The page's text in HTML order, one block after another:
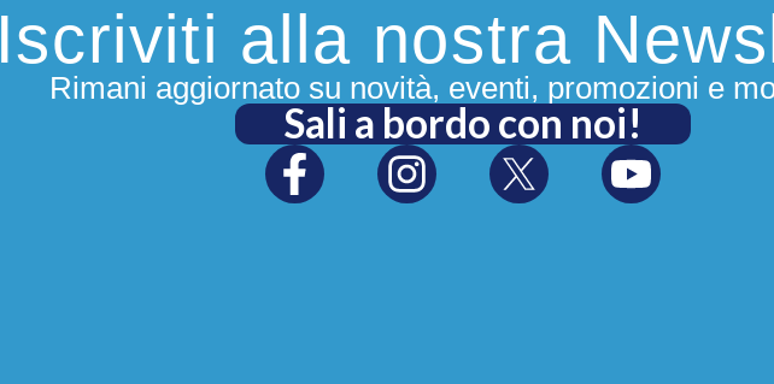
Iscriviti alla nostra
Rimani aggiornato su novità, eventi, promozioni e
Sali a bordo con noi!